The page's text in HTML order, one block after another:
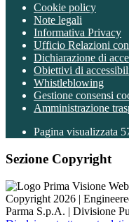
Cookie policy
Note legali
Informativa Privacy
Ufficio Relazioni
Dichiarazione di
Obiettivi di
Whistleblowing
Gestione consensi
Amministrazione
Pagina visualizzata
Sezione Copyright
Copyright 2026 |
Parma S.p.A. | Divisione